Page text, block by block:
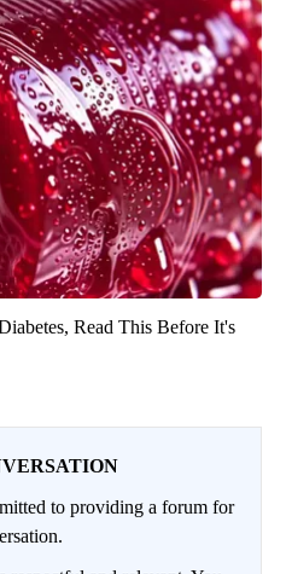
Read This Before It's
to providing a forum for